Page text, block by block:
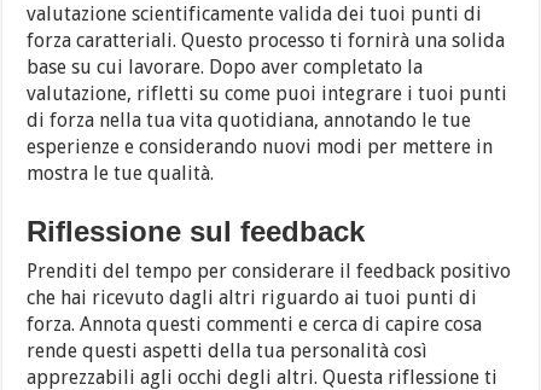
valutazione scientificamente valida dei tuoi punti di
forza caratteriali. Questo processo ti fornirà una solida
base su cui lavorare. Dopo aver completato la
valutazione, rifletti su come puoi integrare i tuoi punti
di forza nella tua vita quotidiana, annotando le tue
esperienze e considerando nuovi modi per mettere in
mostra le tue qualità.
Riflessione sul feedback
Prenditi del tempo per considerare il feedback positivo
che hai ricevuto dagli altri riguardo ai tuoi punti di
forza. Annota questi commenti e cerca di capire cosa
rende questi aspetti della tua personalità così
apprezzabili agli occhi degli altri. Questa riflessione ti